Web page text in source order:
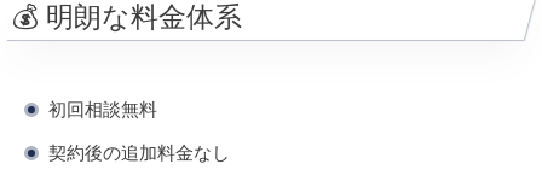
💰 明朗な料金体系
初回相談無料
契約後の追加料金なし